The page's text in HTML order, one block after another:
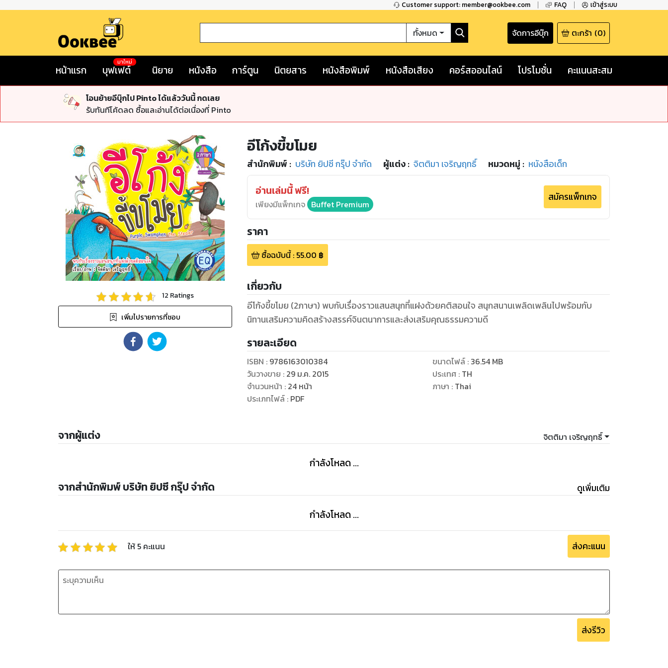
Customer support: member@ookbee.com FAQ เข้าสู่ระบบ
ทั้งหมด จัดการอีบุ๊ก ตะกร้า (0)
หน้าแรก บุฟเฟต์
มาใหม่
นิยาย หนังสือ การ์ตูน นิตยสาร หนังสือพิมพ์ หนังสือเสียง คอร์สออนไลน์ โปรโมชั่น คะแนนสะสม
โอนย้ายอีบุ๊กไป Pinto ได้แล้ววันนี้ กดเลย
รับทันทีโค้ดลด ซื้อและอ่านได้ต่อเนื่องที่ Pinto
12 Ratings
เพิ่มไปรายการที่ชอบ
อีโก้งขี้ขโมย
สำนักพิมพ์ : บริษัท ยิปซี กรุ๊ป จำกัด ผู้แต่ง : จิตติมา เจริญฤทธิ์ หมวดหมู่ : หนังสือเด็ก
อ่านเล่มนี้ ฟรี!
เพียงมีแพ็กเกจ Buffet Premium
สมัครแพ็กเกจ
ราคา
ซื้อฉบับนี้: 55.00 ฿
เกี่ยวกับ
อีโก้งขี้ขโมย (2ภาษา) พบกับเรื่องราวแสนสนุกที่แฝงด้วยคติสอนใจ สนุกสนานเพลิดเพลินไปพร้อมกับ
นิทานเสริมความคิดสร้างสรรค์จินตนาการและส่งเสริมคุณธรรมความดี
รายละเอียด
ISBN : 9786163010384
วันวางขาย : 29 ม.ค. 2015
จำนวนหน้า : 24 หน้า
ประเภทไฟล์: PDF
ขนาดไฟล์: 36.54 MB
ประเทศ : TH
ภาษา : Thai
จากผู้แต่ง จิตติมา เจริญฤทธิ์
กำลังโหลด ...
จากสำนักพิมพ์ บริษัท ยิปซี กรุ๊ป จำกัด ดูเพิ่มเติม
กำลังโหลด ...
ให้ 5 คะแนน ส่งคะแนน
ส่งรีวิว